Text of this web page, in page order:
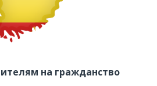
на гражданство